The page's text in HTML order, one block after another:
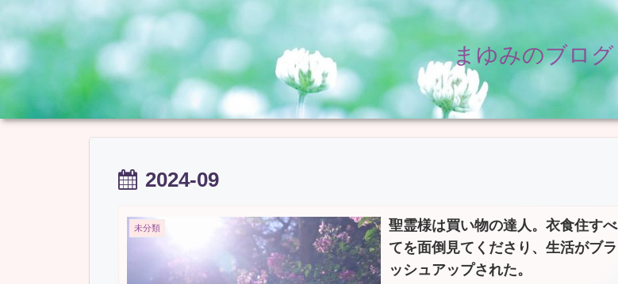
まゆみのブログ
2024-09
未分類
聖霊様は買い物の達人。衣食住すべ
てを面倒見てくださり、生活がブラ
ッシュアップされた。